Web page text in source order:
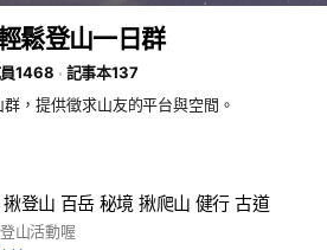
鬆登山一日群
1468
記事本137
，提供徵求山友的平台與空間。
登山 百岳 秘境 揪爬山 健行 古道
山活動喔